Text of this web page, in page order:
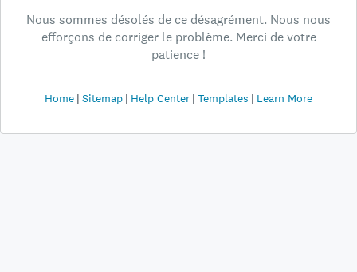
Nous sommes désolés de ce désagrément. Nous nous
efforçons de corriger le problème. Merci de votre
patience !
Home Sitemap Help Center Templates Learn More